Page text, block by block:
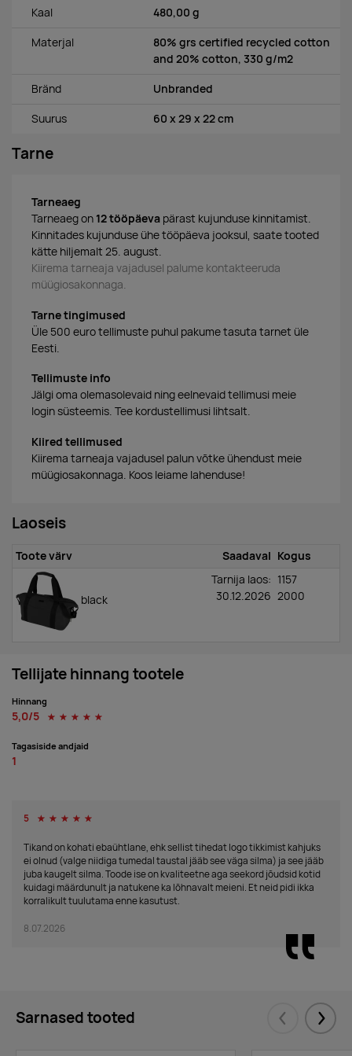
Kaal 480,00 g
Materjal
80% grs certified recycled cotton
and 20% cotton, 330 g/m2
Bränd Unbranded
Suurus 60 x 29 x 22 cm
Tarne
Tarneaeg
Tarneaeg on 12 tööpäeva pärast kujunduse kinnitamist.
Kinnitades kujunduse ühe tööpäeva jooksul, saate tooted
kätte hiljemalt 25. august.
Kiirema tarneaja vajadusel palume kontakteeruda
müügiosakonnaga.
Tarne tingimused
Üle 500 euro tellimuste puhul pakume tasuta tarnet üle
Eesti.
Tellimuste info
Jälgi oma olemasolevaid ning eelnevaid tellimusi meie
login süsteemis. Tee kordustellimusi lihtsalt.
Kiired tellimused
Kiirema tarneaja vajadusel palun võtke ühendust meie
müügiosakonnaga. Koos leiame lahenduse!
Laoseis
Toote värv Saadaval Kogus
black
Tarnija laos:
30.12.2026
1157
2000
Tellijate hinnang tootele
Hinnang
5,0/5 ☆
☆
☆
☆
☆
Tagasiside andjaid
1
5 ☆
☆
☆
☆
☆
Tikand on kohati ebaühtlane, ehk sellist tihedat logo tikkimist kahjuks
ei olnud (valge niidiga tumedal taustal jääb see väga silma) ja see jääb
juba kaugelt silma. Toode ise on kvaliteetne aga seekord jõudsid kotid
kuidagi määrdunult ja natukene ka lõhnavalt meieni. Et neid pidi ikka
korralikult tuulutama enne kasutust.
8.07.2026
Sarnased tooted Eelmised